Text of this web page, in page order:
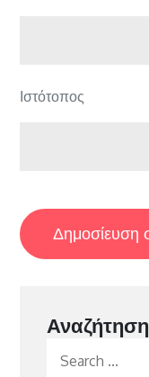
Ιστότοπος
Αναζήτηση